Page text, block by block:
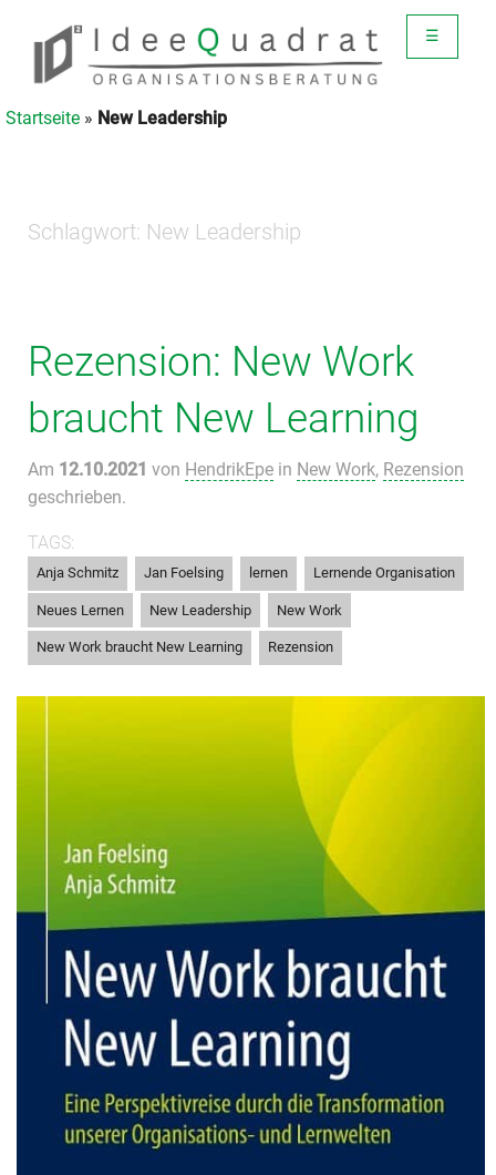
☰
Startseite » New Leadership
Schlagwort: New Leadership
Rezension: New Work
braucht New Learning
Am 12.10.2021 von HendrikEpe in New Work, Rezension
geschrieben.
TAGS:
Anja Schmitz Jan Foelsing lernen Lernende Organisation
Neues Lernen New Leadership New Work
New Work braucht New Learning Rezension